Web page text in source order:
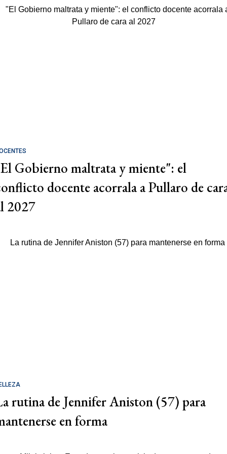
Gobierno maltrata y miente": el
docente acorrala a Pullaro de
2027
rutina de Jennifer Aniston (57) para
en forma